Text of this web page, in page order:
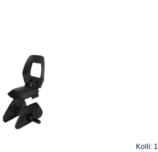
Kolli: 1